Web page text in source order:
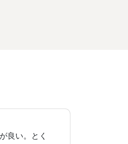
良い。とく